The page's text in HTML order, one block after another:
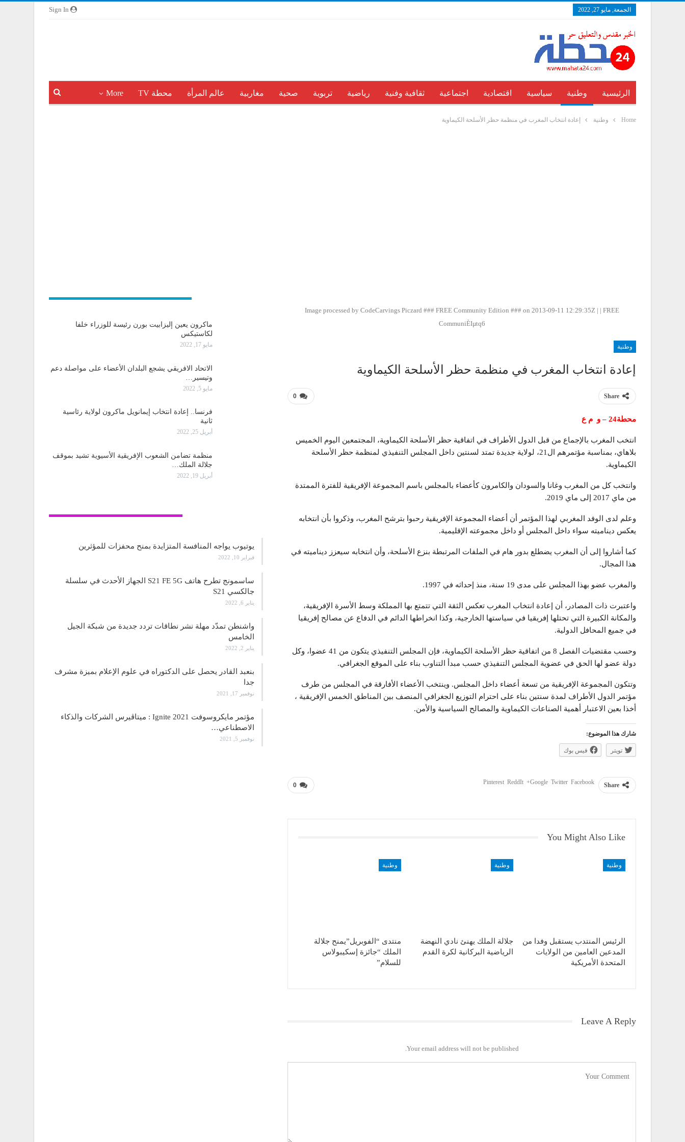
الجمعة, مايو 27, 2022
الرئيسية وطنية سياسية اقتصادية اجتماعية ثقافية وفنية رياضية تربوية صحية مغاربية عالم المرأة محطة TV More
Home وطنية إعادة انتخاب المغرب في منظمة حظر الأسلحة الكيماوية
Image processed by CodeCarvings Piczard ### FREE Community Edition ### on 2013-09-11 12:29:35Z | | FREE
CommuniÈIµtq6
وطنية
إعادة انتخاب المغرب في منظمة حظر الأسلحة الكيماوية
0 Share
محطة24 – و م ع
انتخب المغرب بالإجماع من قبل الدول الأطراف في اتفاقية حظر الأسلحة الكيماوية، المجتمعين اليوم الخميس
بلاهاي، بمناسبة مؤتمرهم ال21، لولاية جديدة تمتد لسنتين داخل المجلس التنفيذي لمنظمة حظر الأسلحة
الكيماوية.
وانتخب كل من المغرب وغانا والسودان والكامرون كأعضاء بالمجلس باسم المجموعة الإفريقية للفترة الممتدة
من ماي 2017 إلى ماي 2019.
وعلم لدى الوفد المغربي لهذا المؤتمر أن أعضاء المجموعة الإفريقية رحبوا بترشح المغرب، وذكروا بأن انتخابه
يعكس ديناميته سواء داخل المجلس أو داخل مجموعته الإقليمية.
كما أشاروا إلى أن المغرب يضطلع بدور هام في الملفات المرتبطة بنزع الأسلحة، وأن انتخابه سيعزز ديناميته في
هذا المجال.
والمغرب عضو بهذا المجلس على مدى 19 سنة، منذ إحداثه في 1997.
واعتبرت ذات المصادر، أن إعادة انتخاب المغرب تعكس الثقة التي تتمتع بها المملكة وسط الأسرة الإفريقية،
والمكانة الكبيرة التي تحتلها إفريقيا في سياستها الخارجية، وكذا انخراطها الدائم في الدفاع عن مصالح إفريقيا
في جميع المحافل الدولية.
وحسب مقتضيات الفصل 8 من اتفاقية حظر الأسلحة الكيماوية، فإن المجلس التنفيذي يتكون من 41 عضوا، وكل
دولة عضو لها الحق في عضوية المجلس التنفيذي حسب مبدأ التناوب بناء على الموقع الجغرافي.
وتتكون المجموعة الإفريقية من تسعة أعضاء داخل المجلس. وينتخب الأعضاء الأفارقة في المجلس من طرف
مؤتمر الدول الأطراف لمدة سنتين بناء على احترام التوزيع الجغرافي المنصف بين المناطق الخمس الإفريقية ،
أخذا بعين الاعتبار أهمية الصناعات الكيماوية والمصالح السياسية والأمن.
شارك هذا الموضوع:
تويتر فيس بوك
0 Share
Facebook
Twitter
Google+
ReddIt
Pinterest
You Might Also Like
وطنية
الرئيس المنتدب يستقبل وفدا من
المدعين العامين من الولايات
المتحدة الأمريكية
وطنية
جلالة الملك يهنئ نادي النهضة
الرياضية البركانية لكرة القدم
وطنية
منتدى “الفوبريل”يمنح جلالة
الملك “جائزة إسكيبولاس
للسلام”
Leave A Reply
Your email address will not be published.
ماكرون يعين إليزابيت بورن رئيسة للوزراء خلفا
لكاستيكس
مايو 17, 2022
الاتحاد الافريقي يشجع البلدان الأعضاء على مواصلة دعم
وتيسير…
مايو 5, 2022
فرنسا.. إعادة انتخاب إيمانويل ماكرون لولاية رئاسية
ثانية
أبريل 25, 2022
منظمة تضامن الشعوب الإفريقية الأسيوية تشيد بموقف
جلالة الملك…
أبريل 19, 2022
يوتيوب يواجه المنافسة المتزايدة بمنح محفزات للمؤثرين
فبراير 10, 2022
ساسمونج تطرح هاتف S21 FE 5G الجهاز الأحدث في سلسلة
جالكسي S21
يناير 6, 2022
واشنطن تمدّد مهلة نشر نطاقات تردد جديدة من شبكة الجيل
الخامس
يناير 2, 2022
بنعبد القادر يحصل على الدكتوراه في علوم الإعلام بميزة مشرف
جدا
نوفمبر 17, 2021
مؤتمر مايكروسوفت Ignite 2021 : ميتاڤيرس الشركات والذكاء
الاصطناعي…
نوفمبر 5, 2021